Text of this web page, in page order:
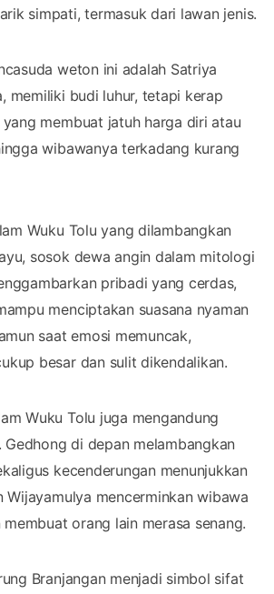
simpati, termasuk dari lawan jenis.
weton ini adalah Satriya
memiliki budi luhur, tetapi kerap
membuat jatuh harga diri atau
wibawanya terkadang kurang
Wuku Tolu yang dilambangkan
sosok dewa angin dalam mitologi
pribadi yang cerdas,
menciptakan suasana nyaman
saat emosi memuncak,
besar dan sulit dikendalikan.
Wuku Tolu juga mengandung
Gedhong di depan melambangkan
kecenderungan menunjukkan
Wijayamulya mencerminkan wibawa
orang lain merasa senang.
Branjangan menjadi simbol sifat